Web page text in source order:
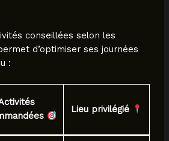
conseillées selon les
d’optimiser ses journées
:
Lieu privilégié